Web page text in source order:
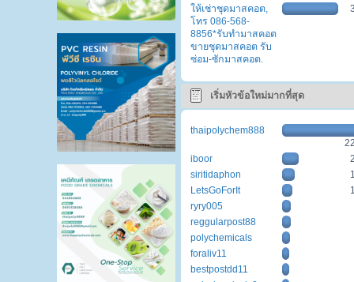
ให้เช่าชุดมาสคอต,
โทร 086-568-
8856*รับทำมาสคอต
ขายชุดมาสคอต รับ
ซ่อม-ซักมาสคอต.
เริ่มหัวข้อใหม่มากที่สุด
thaipolychem888
iboor
siritidaphon
LetsGoForIt
ryry005
reggularpost88
polychemicals
foraliv11
bestpostdd11